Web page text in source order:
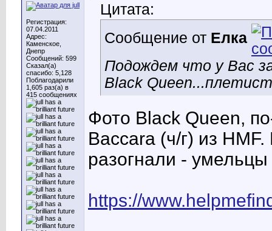
Регистрация:
07.04.2011
Адрес:
Каменское,
Днепр
Сообщений: 599
Сказал(а)
спасибо: 5,128
Поблагодарили
1,605 раз(а) в
415 сообщениях
Цитата:
Сообщение от Елка
Подождем что у Вас
Black
Фото Black Queen,
Baccara (ч/г) из
разогнали -
https://